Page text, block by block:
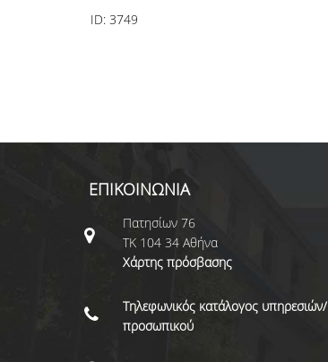
ID: 3749
ΕΠΙΚΟΙΝΩΝΙΑ
Πατησίων 76
ΤΚ 104 34 Αθήνα
Χάρτης πρόσβασης
Τηλεφωνικός κατάλογος υπηρεσιών/
προσωπικού